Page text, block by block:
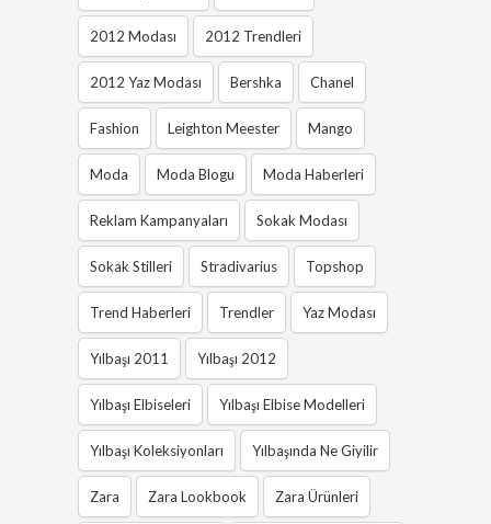
2012 Modası 2012 Trendleri
2012 Yaz Modası Bershka Chanel
Fashion Leighton Meester Mango
Moda Moda Blogu Moda Haberleri
Reklam Kampanyaları Sokak Modası
Sokak Stilleri Stradivarius Topshop
Trend Haberleri Trendler Yaz Modası
Yılbaşı 2011 Yılbaşı 2012
Yılbaşı Elbiseleri Yılbaşı Elbise Modelleri
Yılbaşı Koleksiyonları Yılbaşında Ne Giyilir
Zara Zara Lookbook Zara Ürünleri